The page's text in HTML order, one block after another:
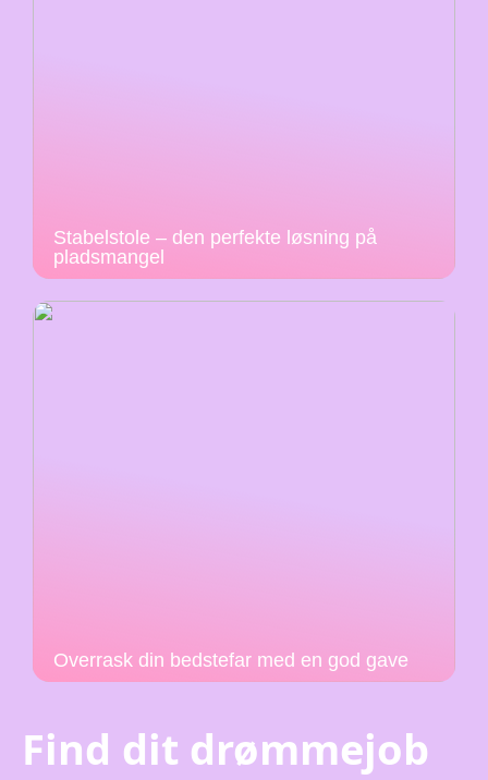
Stabelstole – den perfekte løsning på
pladsmangel
Overrask din bedstefar med en god gave
Find dit drømmejob